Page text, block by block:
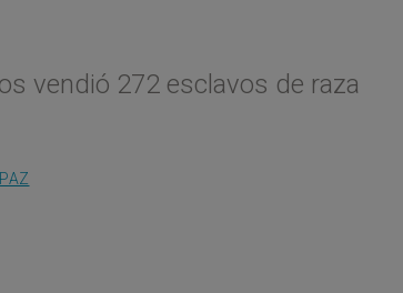
vendió 272 esclavos de raza